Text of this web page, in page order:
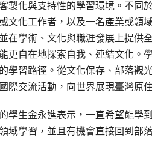
製化與支持性的學習環境。不同
文化工作者，以及一名產業或領
在學術、文化與職涯發展上提供
更自在地探索自我、連結文化。
學習路徑。從文化保存、部落觀
交流活動，向世界展現臺灣原
學生金永進表示，一直希望能學
域學習，並且有機會直接回到部